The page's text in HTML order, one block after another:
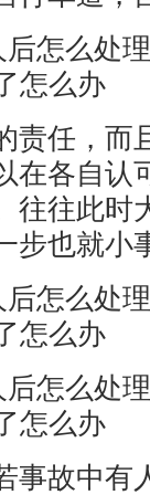
责任，而
在各自认
往往此时
步也就小
事故中有